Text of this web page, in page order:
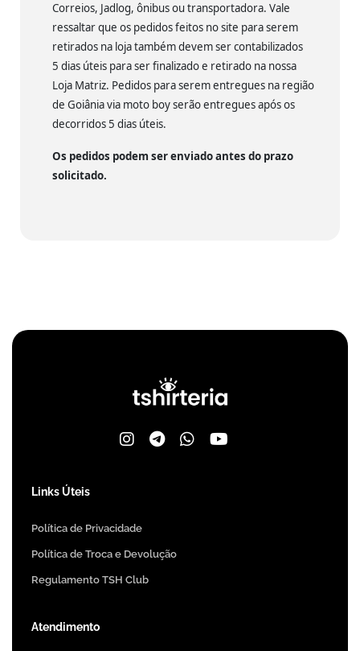
Correios, Jadlog, ônibus ou transportadora. Vale
ressaltar que os pedidos feitos no site para serem
retirados na loja também devem ser contabilizados
5 dias úteis para ser finalizado e retirado na nossa
Loja Matriz. Pedidos para serem entregues na região
de Goiânia via moto boy serão entregues após os
decorridos 5 dias úteis.
Os pedidos podem ser enviado antes do prazo
solicitado.
Links Úteis
Política de Privacidade
Política de Troca e Devolução
Regulamento TSH Club
Atendimento